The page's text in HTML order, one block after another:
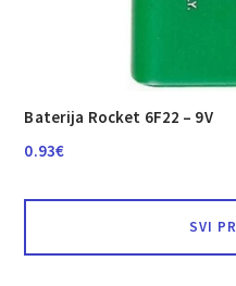
Baterija Rocket 6F22 – 9V
0.93€
SVI